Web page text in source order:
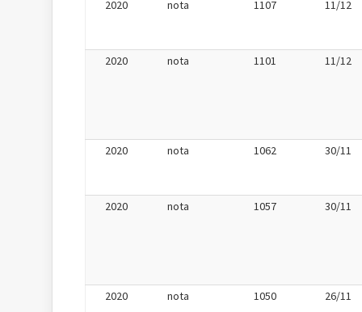
2020 nota 1107 11/12
2020 nota 1101 11/12
2020 nota 1062 30/11
2020 nota 1057 30/11
2020 nota 1050 26/11